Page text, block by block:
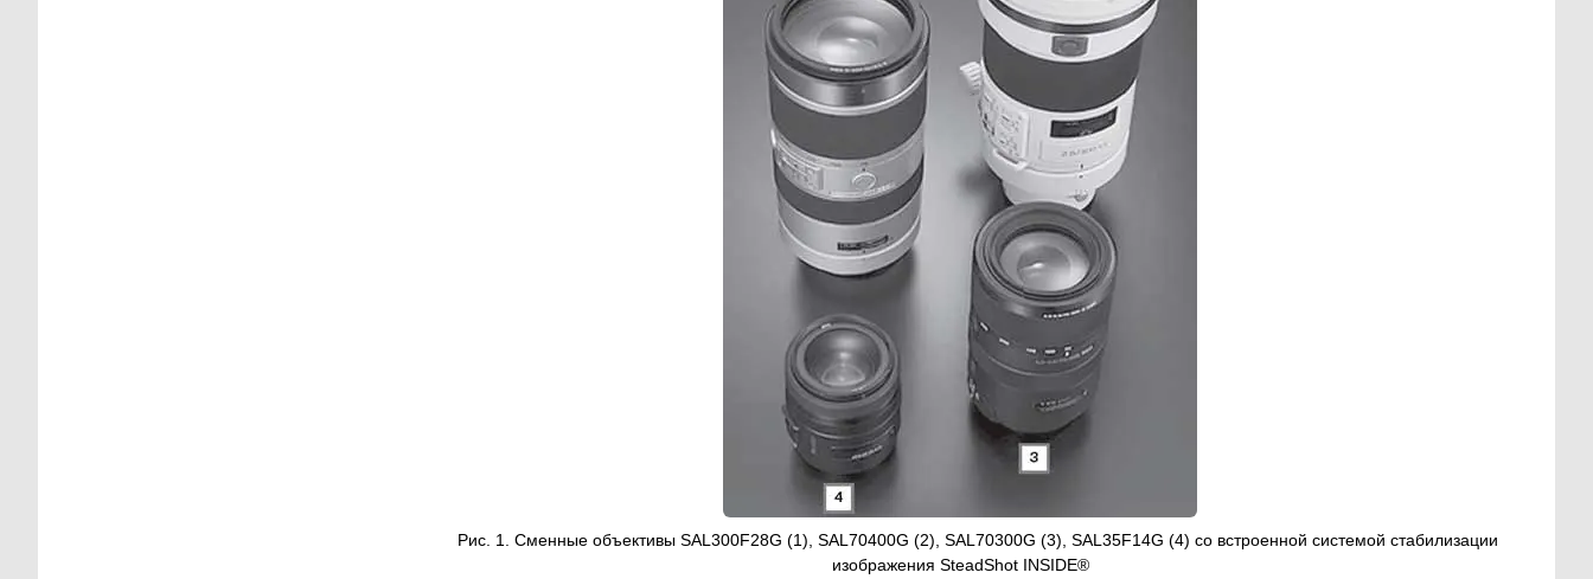
Рис. 1. Сменные объективы SAL300F28G (1), SAL70400G (2), SAL70300G (3), SAL35F14G (4) со встроенной системой стабилизации
изображения SteadShot INSIDE®